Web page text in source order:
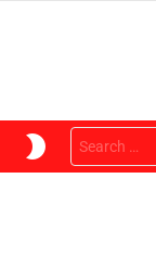
SKIN
Search
for: